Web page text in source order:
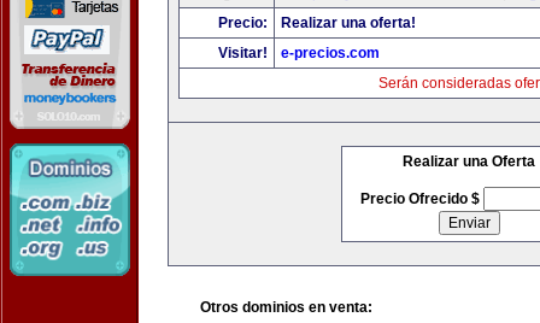
Precio:
Realizar una oferta!
Visitar!
e-precios.com
Serán consideradas
Realizar una Oferta
Precio Ofrecido $
Otros dominios en venta: